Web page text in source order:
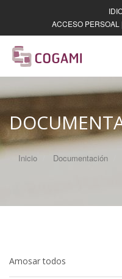
ACCESO PERSOAL
Inicio Documentación
Amosar todos